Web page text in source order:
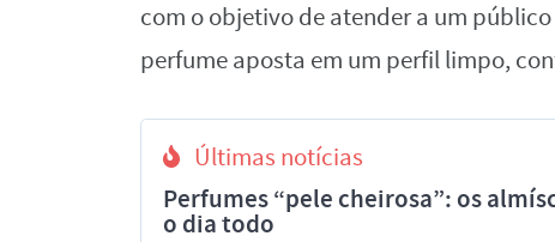
com o objetivo de atender a um
perfume aposta em um perfil limpo,
Últimas notícias
Perfumes “pele cheirosa”: os
o dia todo